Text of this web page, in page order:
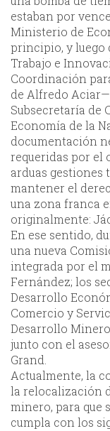
estaban por
Ministerio de
principio, y luego
Trabajo e
Coordinación
de Alfredo
Subsecretaría de
Economía de la
documentación
requeridas por el
arduas gestiones
mantener el
una zona franca
originalmente:
En ese sentido,
una nueva
integrada por el
Fernández; los
Desarrollo
Comercio y
Desarrollo
junto con el
Grand.
Actualmente, la
la relocalización
minero, para que
cumpla con los